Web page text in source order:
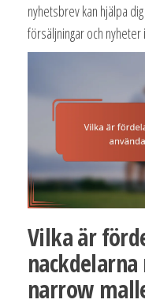
nyhetsbrev kan hjälpa
försäljningar och
Vilka är
narrow